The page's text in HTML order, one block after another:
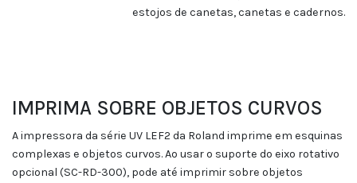
estojos de canetas, canetas e cadernos.
IMPRIMA SOBRE OBJETOS CURVOS
A impressora da série UV LEF2 da Roland imprime em esquinas
complexas e objetos curvos. Ao usar o suporte do eixo rotativo
opcional (SC-RD-300), pode até imprimir sobre objetos